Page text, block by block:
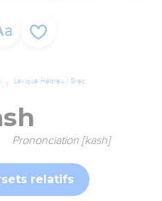
Lexique Hébreu / Grec
Prononciation [kash]
relatifs